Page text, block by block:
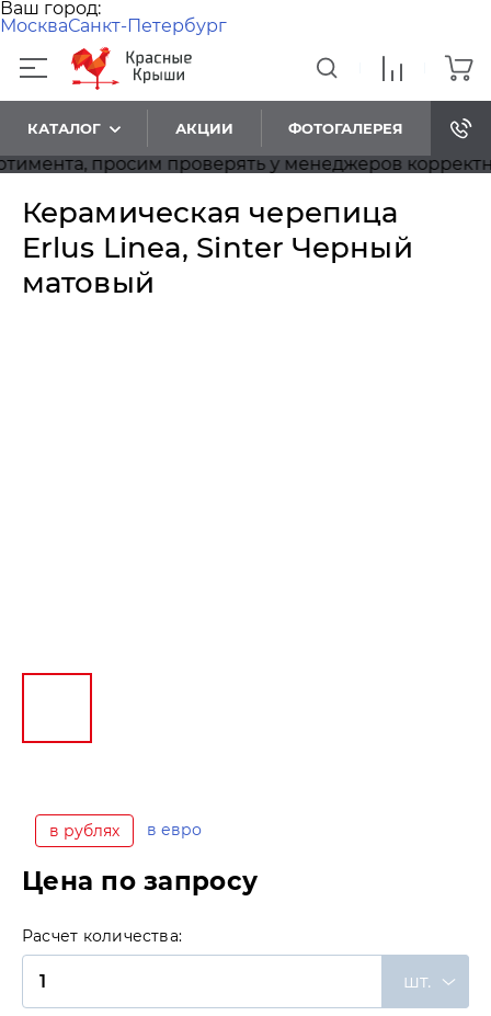
Ваш город:
МоскваСанкт-Петербург
КАТАЛОГ АКЦИИ ФОТОГАЛЕРЕЯ
просим проверять у менеджеров
Керамическая черепица
Erlus Linea, Sinter Черный
матовый
в рублях в евро
Цена по запросу
Расчет количества:
шт.